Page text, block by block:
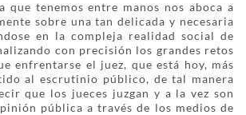
que tenemos entre manos nos aboca a
sobre una tan delicada y necesaria
en la compleja realidad social de
con precisión los grandes retos
enfrentarse el juez, que está hoy, más
al escrutinio público, de tal manera
que los jueces juzgan y a la vez son
pública a través de los medios de